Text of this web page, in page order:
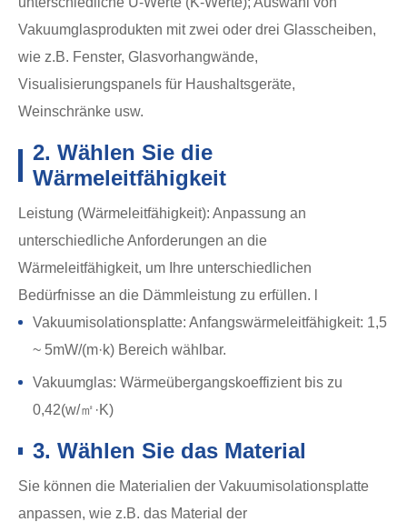
Vakuumglasprodukten mit zwei oder drei Glasscheiben,
wie z.B. Fenster, Glasvorhangwände,
Visualisierungspanels für Haushaltsgeräte,
Weinschränke usw.
2. Wählen Sie die
Wärmeleitfähigkeit
Leistung (Wärmeleitfähigkeit): Anpassung an
unterschiedliche Anforderungen an die
Wärmeleitfähigkeit, um Ihre unterschiedlichen
Bedürfnisse an die Dämmleistung zu erfüllen. l
Vakuumisolationsplatte: Anfangswärmeleitfähigkeit: 1,5
~ 5mW/(m·k) Bereich wählbar.
Vakuumglas: Wärmeübergangskoeffizient bis zu
0,42(w/㎡·K)
3. Wählen Sie das Material
Sie können die Materialien der Vakuumisolationsplatte
anpassen, wie z.B. das Material der